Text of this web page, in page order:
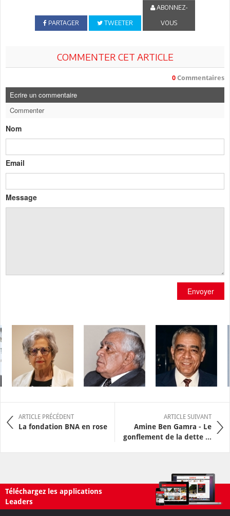
PARTAGER TWEETER
ABONNEZ-
VOUS
COMMENTER CET ARTICLE
0 Commentaires
Ecrire un commentaire
Commenter
Nom
Email
Message
Envoyer
ARTICLE PRÉCÉDENT
La fondation BNA en rose
ARTICLE SUIVANT
Amine Ben Gamra - Le
gonflement de la dette ...
Téléchargez les applications
Leaders